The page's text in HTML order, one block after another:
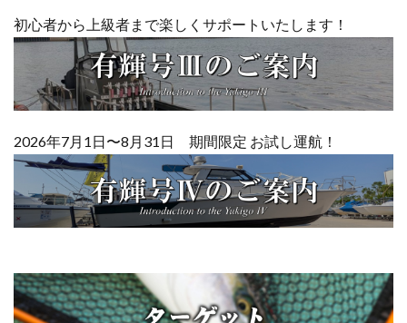
初心者から上級者まで楽しくサポートいたします！
2026年7月1日〜8月31日 期間限定 お試し運航！